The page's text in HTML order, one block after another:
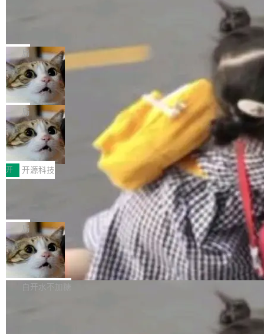
库之一。你的操作系统、浏览器、无数的基础设
施软件，很可能都在用它。而过去十年，维护它
的人一直在用业余...
gi?id=2019042">Bug&nbsp;2019042</a>）</l
i> <li>现在，助手可以直接使用 Exa 的网络搜索
结果回答问题，而无需将问题转交给搜索引擎。
（<a href="https://bugzilla.mozilla.org/show_
bug.cgi?id=204...
的 npm 包。项目的核心论点是：容器不适合 Ag
ent 计算。真正适合的，是 Isolate。 Cloudflare
工程师在这件事上没什么可谦虚的——他们用 W
orkers 跑了十年 Isolate。用 CEO Matthew Pri
nce 的话说：「我们一生都在用 Isolate 运行代
码，而 AI Agent 不需要容器，它们需要的是 Iso
late。」 容器为什么不合适 容器的问题在于启动
和销毁都太重了。一个 Agent 要执行的任务可能
只需要几毫秒的 CPU 时间，但容器从冷启动到
就绪要花数秒。如果未来有十...
局
OpenAI 公开邮件和聊天记录回应苹果
诉讼，称“Apple is getting this wron
g”
上个月，苹果一纸诉状把 OpenAI 告上法庭，指
控其挖角苹果前员工并窃取商业秘密。苹果的诉
状把 OpenAI 描述成一个系统性地从前东家挖
人、套取机密信息的对手。 OpenAI 没发律师
函，也没选择庭外沉默。它在官网贴了一篇博
文，标题只有六个字：Apple is getting this wro
ng。 然后，它把邮件往来和 iMessage 聊天记
录全贴了出来。 他发错人了 苹果外部律师 Gabr
iel Gross 来自 Weil 律所，2 月 23 日下午 5:53
给 OpenAI 总法律顾问 Che Chang 发了封邮
件，附了一封长信，要求 OpenAI 配合调查前苹
果员工带走机密信...
局
HUAWEI MatePad Edge上架WorkBu
ddy鸿蒙PC版，说话就能干活的AI办公
搭子
全能AI工作台WorkBuddy鸿蒙PC版上架HUAWE
I MatePad Edge应用市场，直接下载即可使
用，与鸿蒙电脑上的体验一致。值得一提的是，
这是目前市面上唯一支持平板接入WorkBuddy P
C版的产品，搭载“人机双写”重磅功能——你写
你的，AI写AI的，同屏协作互不干扰。一句话让
AI帮你干活，现在开启全新体验！ 温馨提示：
体验WorkBuddy鸿蒙PC版前，请将 HUAWEI M
atePad Edge 升级至 HarmonyOS 6.1.0.135S
P9 patch03及以上版本。 *升级路径：设置 > 搜
开 开源科技
FFmpeg 9.0 发布：代号“Lei”，以此纪
全球知名开源多媒体框架 FFmpeg 今天正式发
布了 9.0 版本。这个版本除了带来新一代音视频
处理能力和硬件加速支持之外，还有一个特殊之
处：FFmpeg 9.0 的代号是“Lei”。 这个名字，
来自中国开发者雷霄骅（Lei Xiaohua）。 对于
很多中国音视频开发者而言，这个名字并不陌
局
亚马逊成本失控：AI 写代码烧掉 1215
万元，超预算 860%
外媒近日曝光了亚马逊的多份内部报告显示，AI
导致公司在多个项目上超支。《金融时报》报道
白开水不加糖